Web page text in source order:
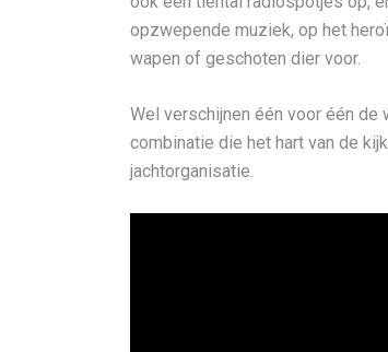
opzwepende muziek, op het
wapen of geschoten dier voor.
Wel verschijnen één voor één de
combinatie die het hart van de
jachtorganisatie.